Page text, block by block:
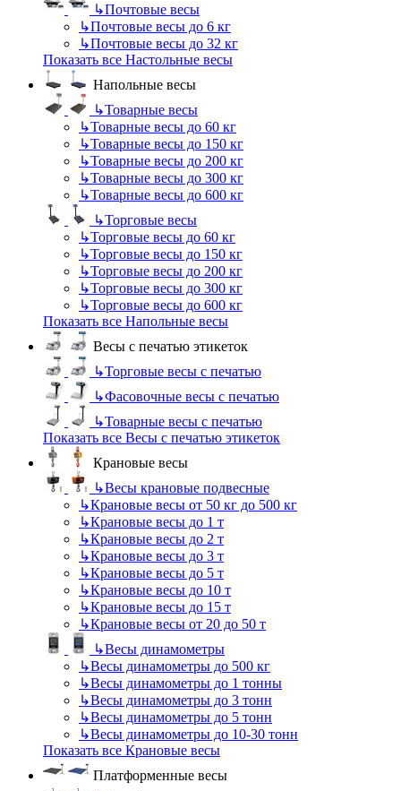
↳Почтовые весы
↳Почтовые весы до 6 кг
↳Почтовые весы до 32 кг
Показать все Настольные весы
Напольные весы
↳Товарные весы
↳Товарные весы до 60 кг
↳Товарные весы до 150 кг
↳Товарные весы до 200 кг
↳Товарные весы до 300 кг
↳Товарные весы до 600 кг
↳Торговые весы
↳Торговые весы до 60 кг
↳Торговые весы до 150 кг
↳Торговые весы до 200 кг
↳Торговые весы до 300 кг
↳Торговые весы до 600 кг
Показать все Напольные весы
Весы с печатью этикеток
↳Торговые весы с печатью
↳Фасовочные весы с печатью
↳Товарные весы с печатью
Показать все Весы с печатью этикеток
Крановые весы
↳Весы крановые подвесные
↳Крановые весы от 50 кг до 500 кг
↳Крановые весы до 1 т
↳Крановые весы до 2 т
↳Крановые весы до 3 т
↳Крановые весы до 5 т
↳Крановые весы до 10 т
↳Крановые весы до 15 т
↳Крановые весы от 20 до 50 т
↳Весы динамометры
↳Весы динамометры до 500 кг
↳Весы динамометры до 1 тонны
↳Весы динамометры до 3 тонн
↳Весы динамометры до 5 тонн
↳Весы динамометры до 10-30 тонн
Показать все Крановые весы
Платформенные весы